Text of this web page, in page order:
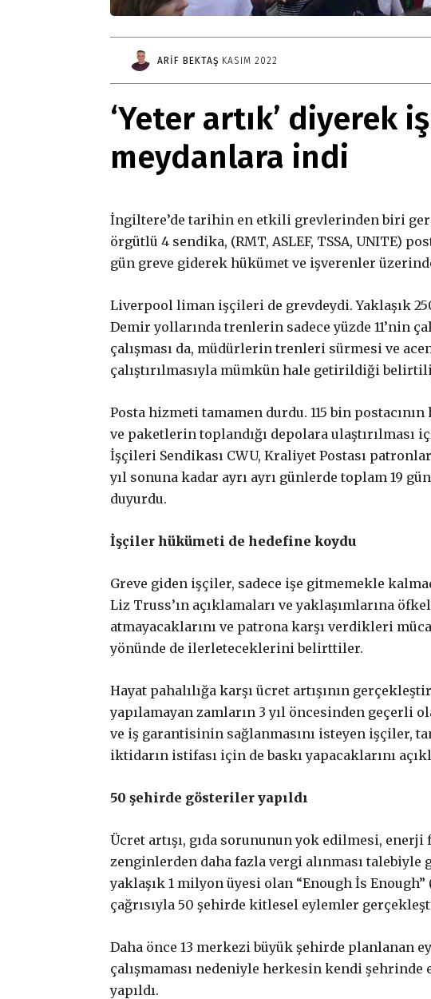
Gerçek ile
dayanışma
aboneliği
Aboneliğiniz, otomatik olarak yenilenir.
Paketler arasında fark yoktur. Bütçenize uygun
Abonelik süresi ne kadar?
Abone paketleri arasında
ARIF BEKTAŞ KASIM 2022
‘Yeter artık’ diyerek
meydanlara indi
İngiltere’de tarihin en etkili grevlerinden biri
örgütlü 4 sendika, (RMT, ASLEF, TSSA, UNITE)
gün greve giderek hükümet ve işverenler
Liverpool liman işçileri de grevdeydi. Yaklaşık
Demir yollarında trenlerin sadece yüzde 11’nin
çalışması da, müdürlerin trenleri sürmesi ve
çalıştırılmasıyla mümkün hale getirildiği
Posta hizmeti tamamen durdu. 115 bin
ve paketlerin toplandığı depolara ulaştırılması
İşçileri Sendikası CWU, Kraliyet Postası
yıl sonuna kadar ayrı ayrı günlerde toplam 19
duyurdu.
İşçiler hükümeti de hedefine koydu
Greve giden işçiler, sadece işe gitmemekle
Liz Truss’ın açıklamaları ve yaklaşımlarına
atmayacaklarını ve patrona karşı verdikleri
yönünde de ilerleteceklerini belirttiler.
Hayat pahalılığa karşı ücret artışının
yapılamayan zamların 3 yıl öncesinden geçerli
ve iş garantisinin sağlanmasını isteyen işçiler,
iktidarın istifası için de baskı yapacaklarını
50 şehirde gösteriler yapıldı
Ücret artışı, gıda sorununun yok edilmesi,
zenginlerden daha fazla vergi alınması
yaklaşık 1 milyon üyesi olan “Enough İs Enough”
çağrısıyla 50 şehirde kitlesel eylemler
Daha önce 13 merkezi büyük şehirde planlanan
çalışmaması nedeniyle herkesin kendi şehrinde
yapıldı.